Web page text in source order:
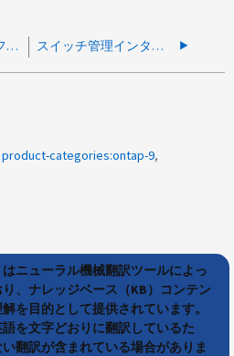
SIS スキャンは収集フェーズで非常に低速になります スイッチ管理インターフェイスの削除後にSNMP設定が自動的に変更される
product-categories:ontap-9
ニューラル機械翻訳ツールによっ
、ナレッジベース（KB）コンテン
を目的として提供されています。
を文字どおりに翻訳しているた
翻訳が含まれている場合がありま